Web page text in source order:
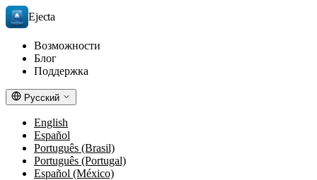
Ejecta
Возможности
Блог
Поддержка
Русский
English
Español
Português (Brasil)
Português (Portugal)
Español (México)